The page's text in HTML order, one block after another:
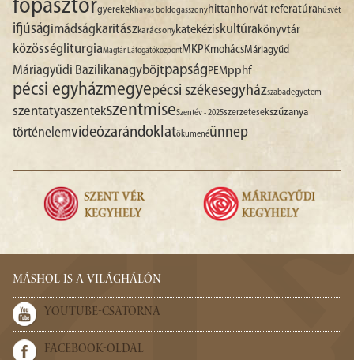
főpásztorgyerekekhavas boldogasszonyhittanhorvát referatúrahúsvét
ifjúságimádságkaritászkarácsonykatekéziskultúrakönyvtár
közösségliturgiaMagtár LátogatóközpontMKPKmohácsMáriagyűd
Máriagyűdi BazilikanagyböjtpapságPEMpphf
pécsi egyházmegyepécsi székesegyházszabadegyetem
szentatyaszentekszentmiseSzentév - 2025szerzetesekszűzanya
történelemvideózarándoklatökumenéünnep
MÁSHOL IS A VILÁGHÁLÓN
YOUTUBE-CSATORNA
FACEBOOK-OLDAL